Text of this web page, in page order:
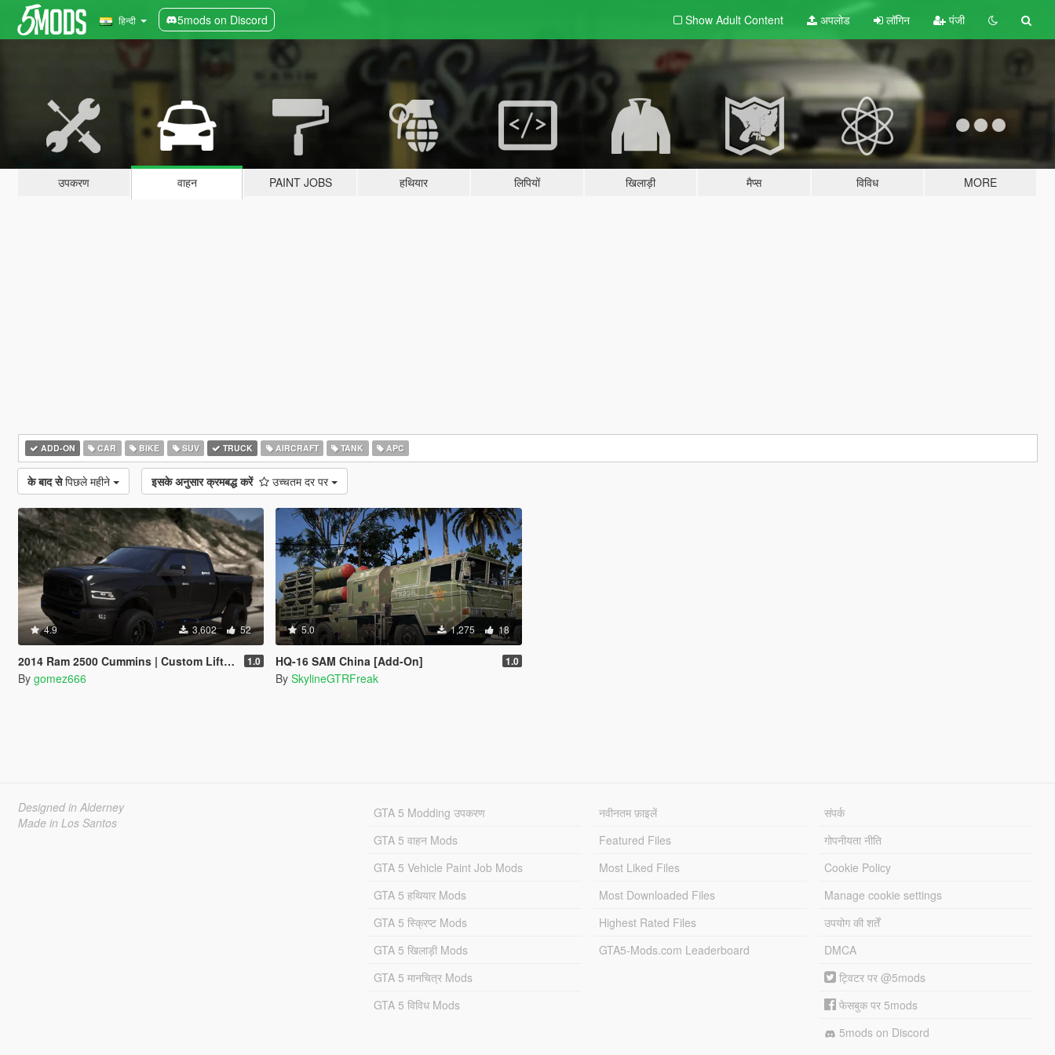
हिन्दी 5mods on Discord Show Adult Content अपलोड लॉगिन पंजी
उपकरण वाहन PAINT JOBS हथियार लिपियों खिलाड़ी मैप्स विविध MORE
ADD-ON CAR BIKE SUV TRUCK AIRCRAFT TANK APC
के बाद से पिछले महीने इसके अनुसार क्रमबद्ध करें उच्चतम दर पर
4.9 3,602 52
2014 Ram 2500 Cummins | Custom Lifted | Add-On 1.0
By gomez666
5.0 1,275 18
HQ-16 SAM China [Add-On] 1.0
By SkylineGTRFreak
Designed in Alderney
Made in Los Santos
GTA 5 Modding उपकरण
GTA 5 वाहन Mods
GTA 5 Vehicle Paint Job Mods
GTA 5 हथियार Mods
GTA 5 स्क्रिप्ट Mods
GTA 5 खिलाड़ी Mods
GTA 5 मानचित्र Mods
GTA 5 विविध Mods
नवीनतम फ़ाइलें
Featured Files
Most Liked Files
Most Downloaded Files
Highest Rated Files
GTA5-Mods.com Leaderboard
संपर्क
गोपनीयता नीति
Cookie Policy
Manage cookie settings
उपयोग की शर्तें
DMCA
ट्विटर पर @5mods
फेसबुक पर 5mods
5mods on Discord